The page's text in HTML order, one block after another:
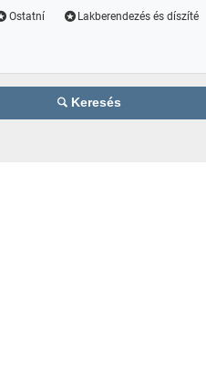
Ostatní Lakberendezés és díszíté
Keresés